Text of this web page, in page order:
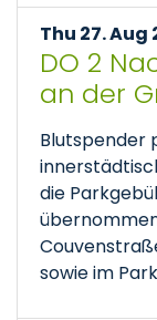
Thu 27. Aug
DO 2
an der
Blutspender
die
sowie im